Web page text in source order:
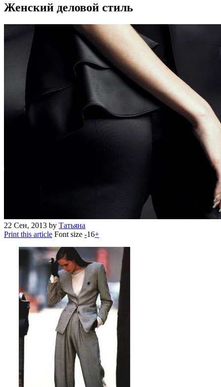
Женский деловой стиль
22 Сен, 2013 by Татьяна
Print this article Font size -16+